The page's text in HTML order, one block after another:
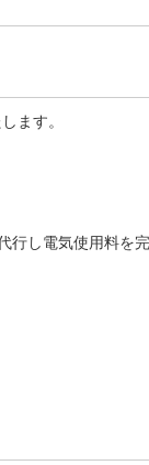
ます。
行し電気使用料を